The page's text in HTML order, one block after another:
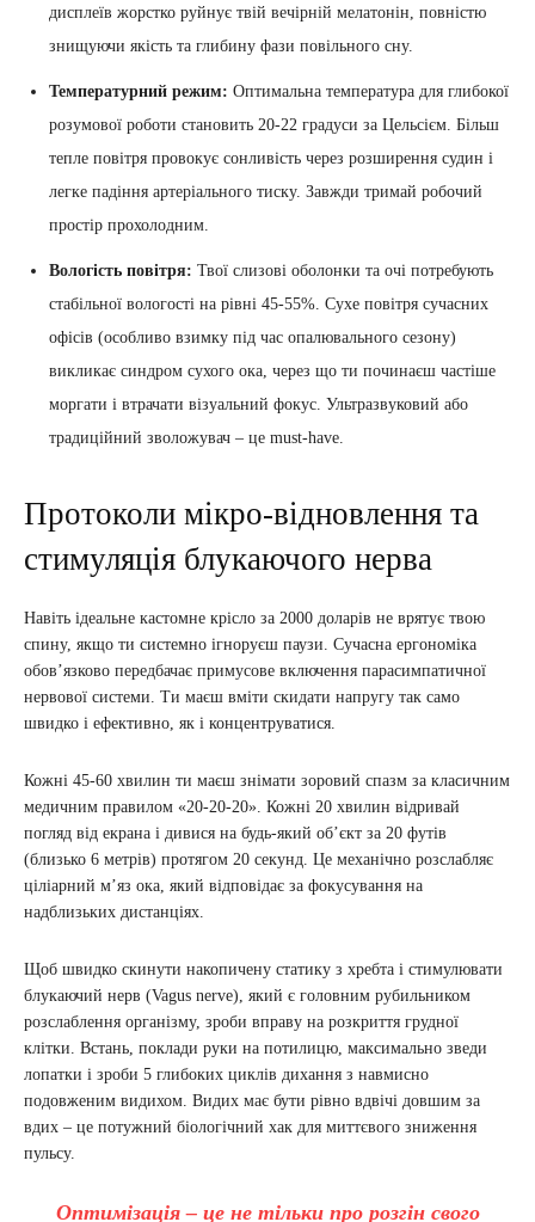
дисплеїв жорстко руйнує твій вечірній мелатонін, повністю
знищуючи якість та глибину фази повільного сну.
Температурний режим: Оптимальна температура для глибокої
розумової роботи становить 20-22 градуси за Цельсієм. Більш
тепле повітря провокує сонливість через розширення судин і
легке падіння артеріального тиску. Завжди тримай робочий
простір прохолодним.
Вологість повітря: Твої слизові оболонки та очі потребують
стабільної вологості на рівні 45-55%. Сухе повітря сучасних
офісів (особливо взимку під час опалювального сезону)
викликає синдром сухого ока, через що ти починаєш частіше
моргати і втрачати візуальний фокус. Ультразвуковий або
традиційний зволожувач – це must-have.
Протоколи мікро-відновлення та
стимуляція блукаючого нерва
Навіть ідеальне кастомне крісло за 2000 доларів не врятує твою
спину, якщо ти системно ігноруєш паузи. Сучасна ергономіка
обов’язково передбачає примусове включення парасимпатичної
нервової системи. Ти маєш вміти скидати напругу так само
швидко і ефективно, як і концентруватися.
Кожні 45-60 хвилин ти маєш знімати зоровий спазм за класичним
медичним правилом «20-20-20». Кожні 20 хвилин відривай
погляд від екрана і дивися на будь-який об’єкт за 20 футів
(близько 6 метрів) протягом 20 секунд. Це механічно розслабляє
ціліарний м’яз ока, який відповідає за фокусування на
надблизьких дистанціях.
Щоб швидко скинути накопичену статику з хребта і стимулювати
блукаючий нерв (Vagus nerve), який є головним рубильником
розслаблення організму, зроби вправу на розкриття грудної
клітки. Встань, поклади руки на потилицю, максимально зведи
лопатки і зроби 5 глибоких циклів дихання з навмисно
подовженим видихом. Видих має бути рівно вдвічі довшим за
вдих – це потужний біологічний хак для миттєвого зниження
пульсу.
Оптимізація – це не тільки про розгін свого